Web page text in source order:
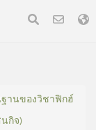
านของวิชาฟิกฮ์
กิจ)